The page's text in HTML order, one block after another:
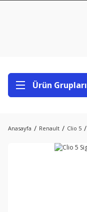
Ürün Grupları
Anasayfa Renault Clio 5